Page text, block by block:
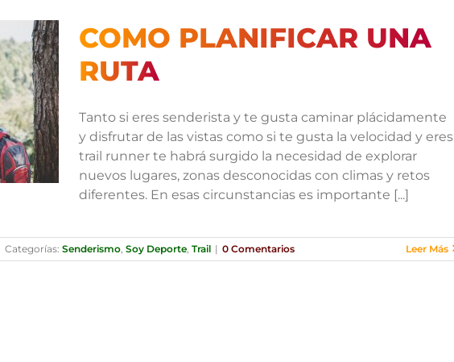
COMO PLANIFICAR UNA
RUTA
Tanto si eres senderista y te gusta caminar plácidamente
y disfrutar de las vistas como si te gusta la velocidad y eres
trail runner te habrá surgido la necesidad de explorar
nuevos lugares, zonas desconocidas con climas y retos
diferentes. En esas circunstancias es importante [...]
Categorías: Senderismo, Soy Deporte, Trail | 0 Comentarios Leer Más